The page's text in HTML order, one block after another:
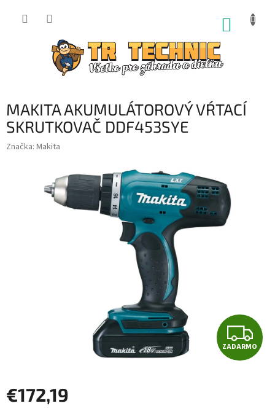
MAKITA AKUMULÁTOROVÝ VŔTACÍ
SKRUTKOVAČ DDF453SYE
Značka: Makita
Z
A
ZADARMO
€172,19